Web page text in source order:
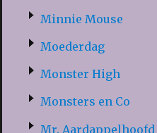
Minnie Mouse
Moederdag
Monster High
Monsters en Co
Mr. Aardappelhoofd